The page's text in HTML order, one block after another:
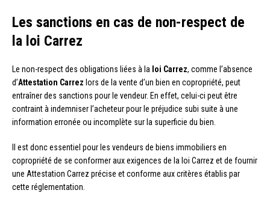
Les sanctions en cas de non-respect de
la loi Carrez
Le non-respect des obligations liées à la loi Carrez, comme l’absence
d’Attestation Carrez lors de la vente d’un bien en copropriété, peut
entraîner des sanctions pour le vendeur. En effet, celui-ci peut être
contraint à indemniser l’acheteur pour le préjudice subi suite à une
information erronée ou incomplète sur la superficie du bien.
Il est donc essentiel pour les vendeurs de biens immobiliers en
copropriété de se conformer aux exigences de la loi Carrez et de fournir
une Attestation Carrez précise et conforme aux critères établis par
cette réglementation.